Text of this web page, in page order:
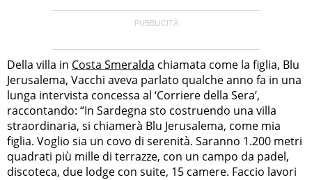
Della villa in Costa Smeralda chiamata come la figlia, Blu
Jerusalema, Vacchi aveva parlato qualche anno fa in una
lunga intervista concessa al ‘Corriere della Sera’,
raccontando: “In Sardegna sto costruendo una villa
straordinaria, si chiamerà Blu Jerusalema, come mia
figlia. Voglio sia un covo di serenità. Saranno 1.200 metri
quadrati più mille di terrazze, con un campo da padel,
discoteca, due lodge con suite, 15 camere. Faccio lavori